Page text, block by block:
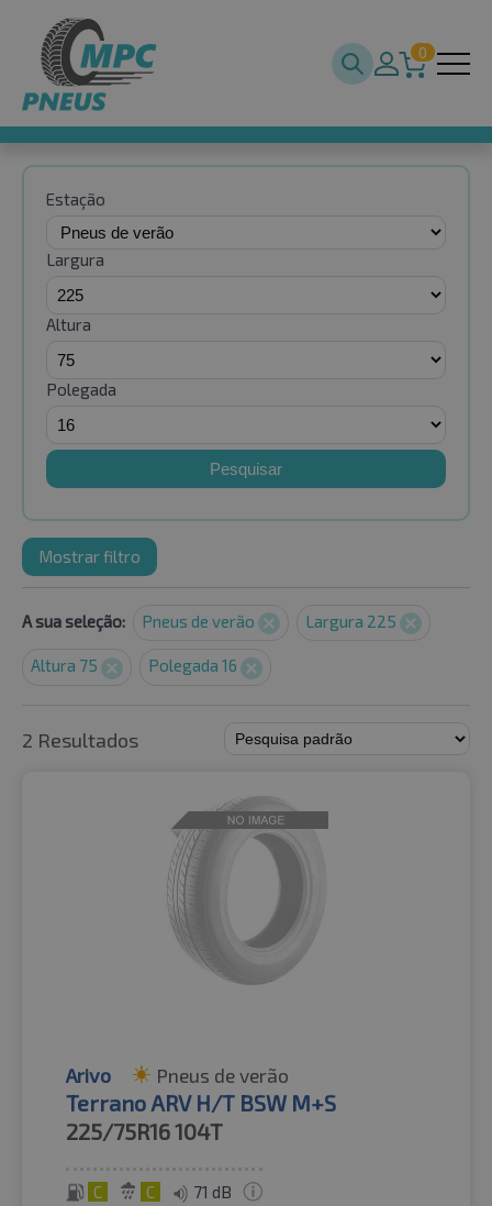
0
Estação
Largura
Altura
Polegada
Pesquisar
Mostrar filtro
A sua seleção: Pneus de verão Largura 225
Altura 75 Polegada 16
2 Resultados
Arivo Pneus de verão
Terrano ARV H/T BSW M+S
225/75R16104T
C C 71 dB